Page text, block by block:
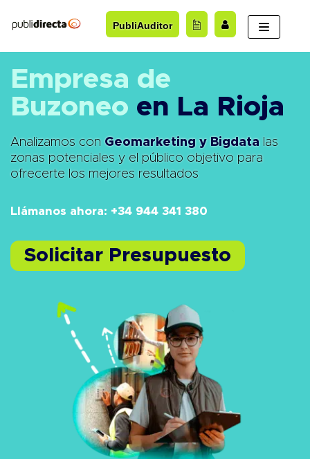
al
PubliAuditor
Empresa de
Buzoneo en La Rioja
Analizamos con Geomarketing y Bigdatalas
zonas potenciales y el público objetivo para
ofrecerte los mejores resultados
Llámanos ahora: +34 944 341 380
Solicitar Presupuesto